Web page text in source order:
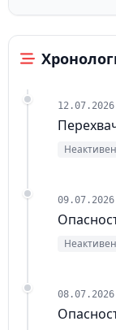
Неактивен
Неактивен